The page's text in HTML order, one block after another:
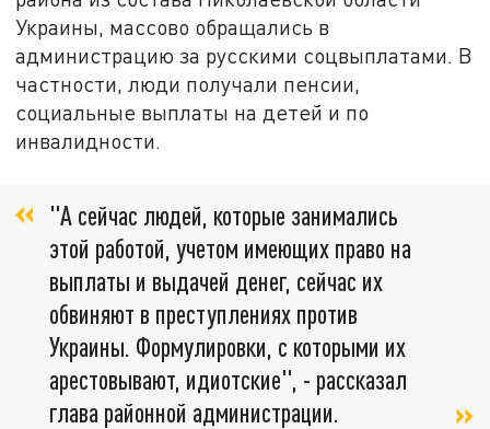
Украины, массово обращались в
администрацию за русскими соцвыплатами. В
частности, люди получали пенсии,
социальные выплаты на детей и по
инвалидности.
"А сейчас людей, которые занимались
этой работой, учетом имеющих право на
выплаты и выдачей денег, сейчас их
обвиняют в преступлениях против
Украины. Формулировки, с которыми их
арестовывают, идиотские", - рассказал
глава районной администрации.